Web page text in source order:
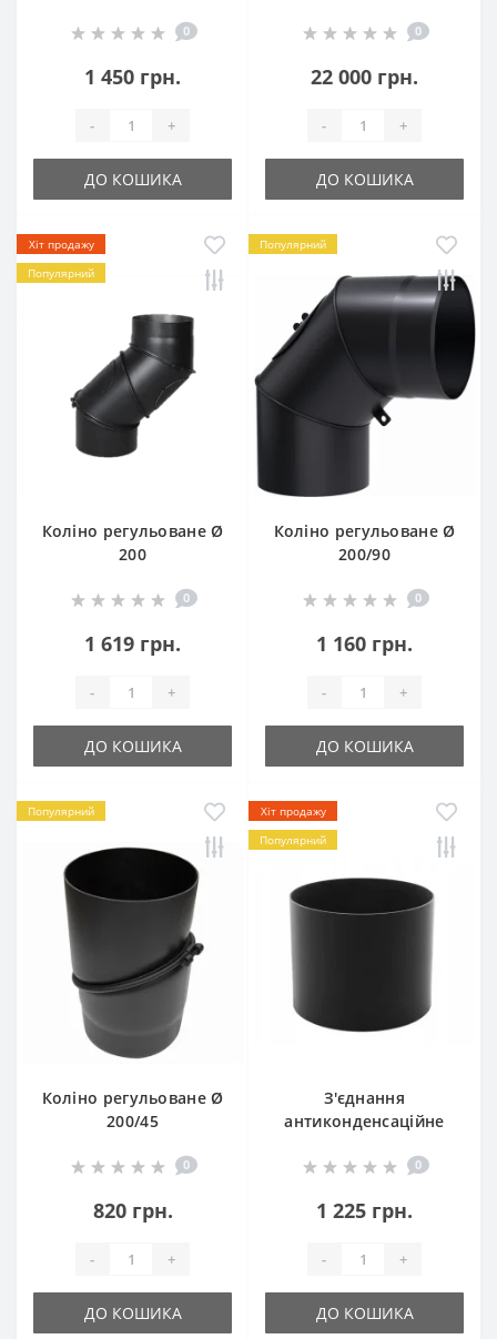
0
1 450 грн.
- +
ДО КОШИКА
0
22 000 грн.
- +
ДО КОШИКА
Хіт продажу
Популярний
Коліно регульоване Ø
200
0
1 619 грн.
- +
ДО КОШИКА
Популярний
Коліно регульоване Ø
200/90
0
1 160 грн.
- +
ДО КОШИКА
Популярний
Коліно регульоване Ø
200/45
0
820 грн.
- +
ДО КОШИКА
Хіт продажу
Популярний
З'єднання
антиконденсаційне
0
1 225 грн.
- +
ДО КОШИКА